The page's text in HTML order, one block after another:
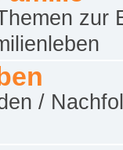
zur
/